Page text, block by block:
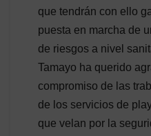
que tendrán con ello
puesta en marcha de
de riesgos a nivel
Tamayo ha querido
compromiso de las
de los servicios de
que velan por la